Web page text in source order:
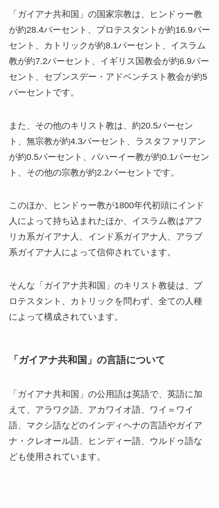
「ガイアナ共和国」の国家宗教は、ヒンドゥー教
が約28.4パーセント、プロテスタントが約16.9パー
セント、カトリックが約8.1パーセント、イスラム
教が約7.2パーセント、イギリス国教会が約6.9パー
セント、セブンスデー・アドベンチスト教会が約5
パーセントです。
また、その他のキリスト教は、約20.5パーセン
ト、無宗教が約4.3パーセント、ラスタファリアン
が約0.5パーセント、バハーイー教が約0.1パーセン
ト、その他の宗教が約2.2パーセントです。
このほか、ヒンドゥー教が1800年代初頭にインド
人によって持ち込まれたほか、イスラム教はアフ
リカ系ガイアナ人、インド系ガイアナ人、アラブ
系ガイアナ人によって信仰されています。
そんな「ガイアナ共和国」のキリスト教徒は、プ
ロテスタント、カトリックを問わず、全ての人種
によって構成されています。
「ガイアナ共和国」の言語について
「ガイアナ共和国」の公用語は英語で、英語に加
えて、アラワク語、アカワイオ語、ワイ＝ワイ
語、マクシ語などのインディヘナの言語やガイア
ナ・クレオール語、ヒンディー語、ウルドゥ語な
ども使用されています。